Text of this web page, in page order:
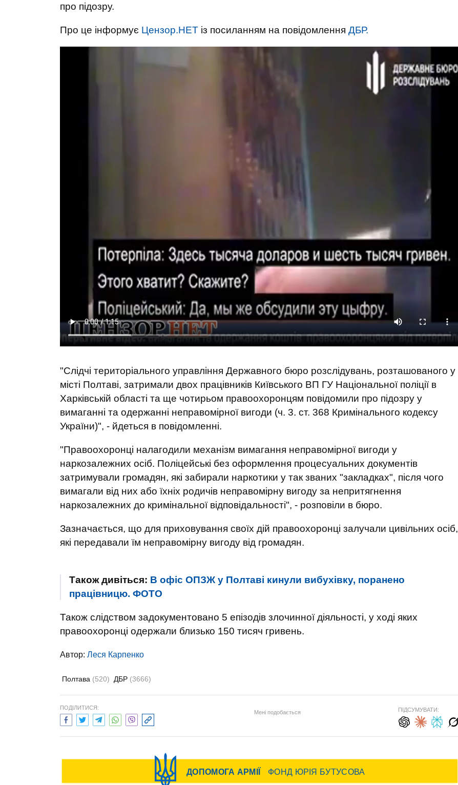
про підозру.
Про це інформує Цензор.НЕТ із посиланням на повідомлення ДБР.
"Слідчі територіального управління Державного бюро розслідувань, розташованого у
місті Полтаві, затримали двох працівників Київського ВП ГУ Національної поліції в
Харківській області та ще чотирьом правоохоронцям повідомили про підозру у
вимаганні та одержанні неправомірної вигоди (ч. 3. ст. 368 Кримінального кодексу
України)", - йдеться в повідомленні.
"Правоохоронці налагодили механізм вимагання неправомірної вигоди у
наркозалежних осіб. Поліцейські без оформлення процесуальних документів
затримували громадян, які забирали наркотики у так званих "закладках", після чого
вимагали від них або їхніх родичів неправомірну вигоду за непритягнення
наркозалежних до кримінальної відповідальності", - розповіли в бюро.
Зазначається, що для приховування своїх дій правоохоронці залучали цивільних осіб,
які передавали їм неправомірну вигоду від громадян.
Також дивіться: В офіс ОПЗЖ у Полтаві кинули вибухівку, поранено
працівницю. ФОТО
Також слідством задокументовано 5 епізодів злочинної діяльності, у ході яких
правоохоронці одержали близько 150 тисяч гривень.
Автор: Леся Карпенко
Полтава (520) ДБР (3666)
ПОДІЛИТИСЯ:
Мені подобається ПІДСУМУВАТИ: